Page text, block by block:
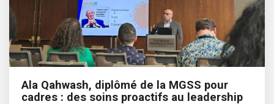
Ala Qahwash, diplômé de la MGSS pour
cadres : des soins proactifs au leadership